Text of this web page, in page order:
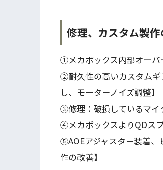
修理、カスタム製作
①メカボックス内部オーバ
②耐久性の高いカスタムギ
し、モーターノイズ調整】
③修理：破損しているマイ
④メカボックスよりQDス
⑤AOEアジャスター装着、
作の改善】